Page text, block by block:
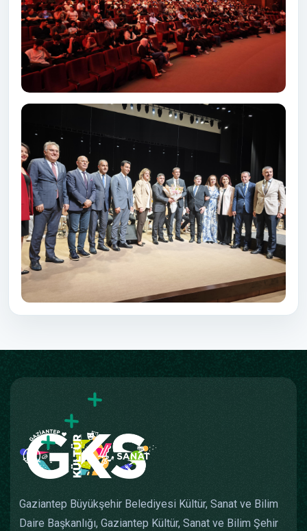
Gaziantep Büyükşehir Belediyesi Kültür, Sanat ve Bilim
Daire Başkanlığı, Gaziantep Kültür, Sanat ve Bilim Şehir